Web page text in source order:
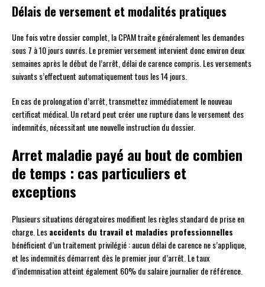
Délais de versement et modalités pratiques
Une fois votre dossier complet, la CPAM traite généralement les demandes
sous 7 à 10 jours ouvrés. Le premier versement intervient donc environ deux
semaines après le début de l’arrêt, délai de carence compris. Les versements
suivants s’effectuent automatiquement tous les 14 jours.
En cas de prolongation d’arrêt, transmettez immédiatement le nouveau
certificat médical. Un retard peut créer une rupture dans le versement des
indemnités, nécessitant une nouvelle instruction du dossier.
Arret maladie payé au bout de combien
de temps : cas particuliers et
exceptions
Plusieurs situations dérogatoires modifient les règles standard de prise en
charge. Lesaccidents du travail et maladies professionnelles
bénéficient d’un traitement privilégié : aucun délai de carence ne s’applique,
et les indemnités démarrent dès le premier jour d’arrêt. Le taux
d’indemnisation atteint également 60% du salaire journalier de référence.